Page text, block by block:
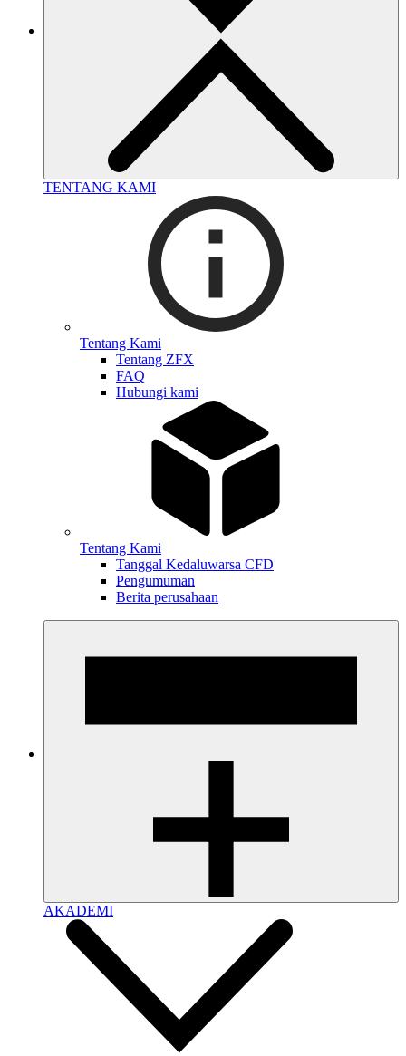
TENTANG KAMI
Tentang Kami
Tentang ZFX
FAQ
Hubungi kami
Tentang Kami
Tanggal Kedaluwarsa CFD
Pengumuman
Berita perusahaan
AKADEMI